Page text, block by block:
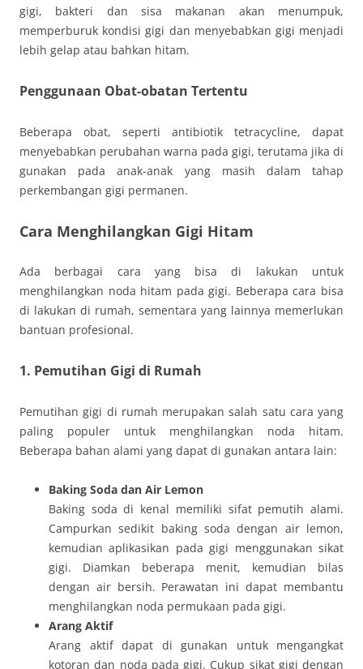
gigi, bakteri dan sisa makanan akan menumpuk,
memperburuk kondisi gigi dan menyebabkan gigi menjadi
lebih gelap atau bahkan hitam.
Penggunaan Obat-obatan Tertentu
Beberapa obat, seperti antibiotik tetracycline, dapat
menyebabkan perubahan warna pada gigi, terutama jika di
gunakan pada anak-anak yang masih dalam tahap
perkembangan gigi permanen.
Cara Menghilangkan Gigi Hitam
Ada berbagai cara yang bisa di lakukan untuk
menghilangkan noda hitam pada gigi. Beberapa cara bisa
di lakukan di rumah, sementara yang lainnya memerlukan
bantuan profesional.
1. Pemutihan Gigi di Rumah
Pemutihan gigi di rumah merupakan salah satu cara yang
paling populer untuk menghilangkan noda hitam.
Beberapa bahan alami yang dapat di gunakan antara lain:
Baking Soda dan Air Lemon
Baking soda di kenal memiliki sifat pemutih alami.
Campurkan sedikit baking soda dengan air lemon,
kemudian aplikasikan pada gigi menggunakan sikat
gigi. Diamkan beberapa menit, kemudian bilas
dengan air bersih. Perawatan ini dapat membantu
menghilangkan noda permukaan pada gigi.
Arang Aktif
Arang aktif dapat di gunakan untuk mengangkat
kotoran dan noda pada gigi. Cukup sikat gigi dengan